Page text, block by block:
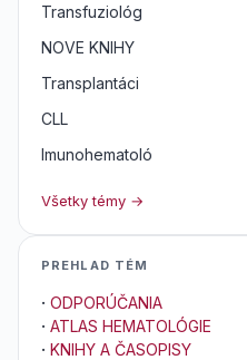
Transfuziológ
NOVE KNIHY
Transplantáci
CLL
Imunohematoló
Všetky témy →
PREHLAD TÉM
· ODPORÚČANIA
· ATLAS HEMATOLÓGIE
· KNIHY A ČASOPISY